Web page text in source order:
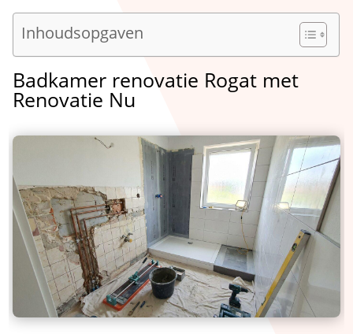
Inhoudsopgaven
Badkamer renovatie Rogat met
Renovatie Nu